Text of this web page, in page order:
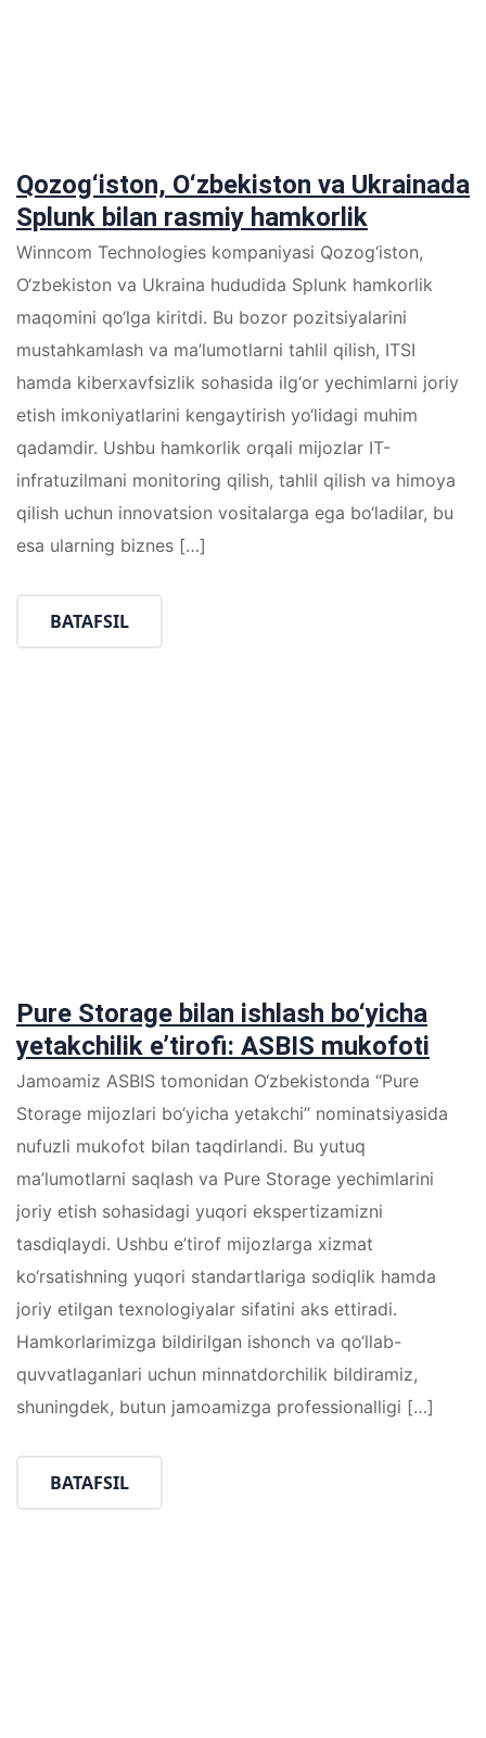
Qozog‘iston, O‘zbekiston va Ukrainada
Splunk bilan rasmiy hamkorlik
Winncom Technologies kompaniyasi Qozog‘iston,
O‘zbekiston va Ukraina hududida Splunk hamkorlik
maqomini qo‘lga kiritdi. Bu bozor pozitsiyalarini
mustahkamlash va ma’lumotlarni tahlil qilish, ITSI
hamda kiberxavfsizlik sohasida ilg‘or yechimlarni joriy
etish imkoniyatlarini kengaytirish yo‘lidagi muhim
qadamdir. Ushbu hamkorlik orqali mijozlar IT-
infratuzilmani monitoring qilish, tahlil qilish va himoya
qilish uchun innovatsion vositalarga ega bo‘ladilar, bu
esa ularning biznes […]
BATAFSIL
Pure Storage bilan ishlash bo‘yicha
yetakchilik e’tirofi: ASBIS mukofoti
Jamoamiz ASBIS tomonidan O‘zbekistonda “Pure
Storage mijozlari bo‘yicha yetakchi” nominatsiyasida
nufuzli mukofot bilan taqdirlandi. Bu yutuq
ma’lumotlarni saqlash va Pure Storage yechimlarini
joriy etish sohasidagi yuqori ekspertizamizni
tasdiqlaydi. Ushbu e’tirof mijozlarga xizmat
ko‘rsatishning yuqori standartlariga sodiqlik hamda
joriy etilgan texnologiyalar sifatini aks ettiradi.
Hamkorlarimizga bildirilgan ishonch va qo‘llab-
quvvatlaganlari uchun minnatdorchilik bildiramiz,
shuningdek, butun jamoamizga professionalligi […]
BATAFSIL